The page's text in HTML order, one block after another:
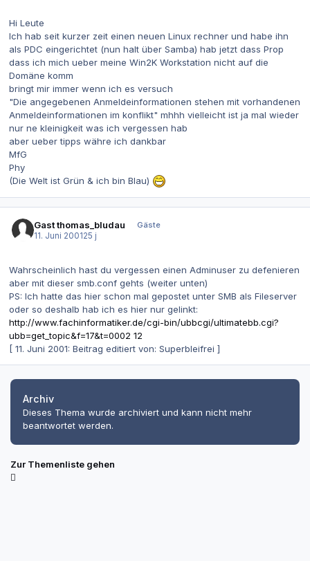
Hi Leute
Ich hab seit kurzer zeit einen neuen Linux rechner und habe ihn
als PDC eingerichtet (nun halt über Samba) hab jetzt dass Prop
dass ich mich ueber meine Win2K Workstation nicht auf die
Domäne komm
bringt mir immer wenn ich es versuch
"Die angegebenen Anmeldeinformationen stehen mit vorhandenen
Anmeldeinformationen im konflikt" mhhh vielleicht ist ja mal wieder
nur ne kleinigkeit was ich vergessen hab
aber ueber tipps währe ich dankbar
MfG
Phy
(Die Welt ist Grün & ich bin Blau)
Gast thomas_bludau
Gäste
11. Juni 200125 j
Wahrscheinlich hast du vergessen einen Adminuser zu defenieren
aber mit dieser smb.conf gehts (weiter unten)
PS: Ich hatte das hier schon mal gepostet unter SMB als Fileserver
oder so deshalb hab ich es hier nur gelinkt:
http://www.fachinformatiker.de/cgi-bin/ubbcgi/ultimatebb.cgi?
ubb=get_topic&f=17&t=0002 12
[ 11. Juni 2001: Beitrag editiert von: Superbleifrei ]
Archiv
Dieses Thema wurde archiviert und kann nicht mehr
beantwortet werden.
Zur Themenliste gehen